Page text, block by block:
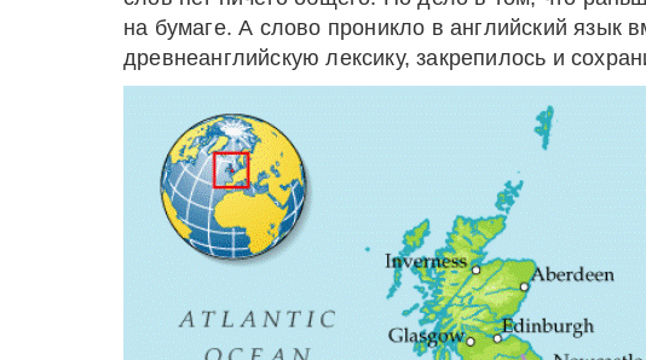
на бумаге. А слово проникло в английский язык
древнеанглийскую лексику, закрепилось и